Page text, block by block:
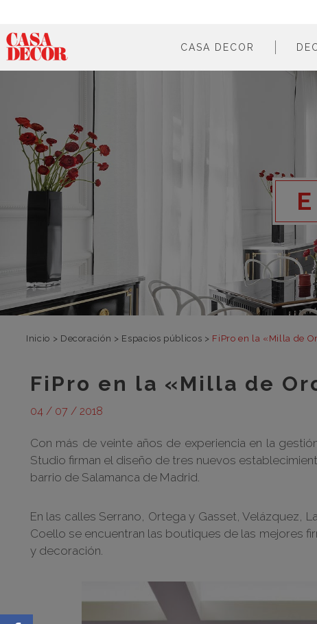
CASA DECOR
Inicio > Decoración > Espacios públicos > FiPro en la «Milla de
FiPro en la «Milla de
04 / 07 / 2018
Con más de veinte años de experiencia en la
Studio firman el diseño de tres nuevos
barrio de Salamanca de Madrid.
En las calles Serrano, Ortega y Gasset, Velázquez,
Coello se encuentran las boutiques de las mejores
y decoración.